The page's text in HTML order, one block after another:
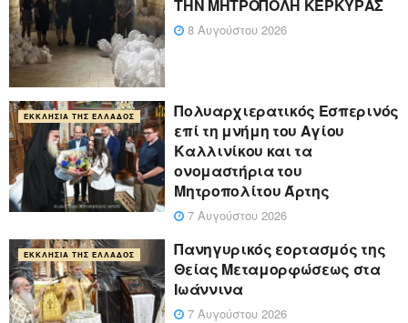
ΤΗΝ ΜΗΤΡΟΠΟΛΗ ΚΕΡΚΥΡΑΣ
8 Αυγούστου 2026
ΕΚΚΛΗΣΊΑ ΤΗΣ ΕΛΛΆΔΟΣ
Πολυαρχιερατικός Εσπερινός
επί τη μνήμη του Αγίου
Καλλινίκου και τα
ονομαστήρια του
Μητροπολίτου Άρτης
7 Αυγούστου 2026
ΕΚΚΛΗΣΊΑ ΤΗΣ ΕΛΛΆΔΟΣ
Πανηγυρικός εορτασμός της
Θείας Μεταμορφώσεως στα
Ιωάννινα
7 Αυγούστου 2026